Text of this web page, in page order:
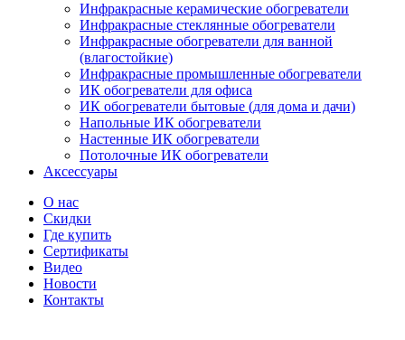
Инфракрасные керамические обогреватели
Инфракрасные стеклянные обогреватели
Инфракрасные обогреватели для ванной
(влагостойкие)
Инфракрасные промышленные обогреватели
ИК обогреватели для офиса
ИК обогреватели бытовые (для дома и дачи)
Напольные ИК обогреватели
Настенные ИК обогреватели
Потолочные ИК обогреватели
Аксессуары
О нас
Скидки
Где купить
Сертификаты
Видео
Новости
Контакты